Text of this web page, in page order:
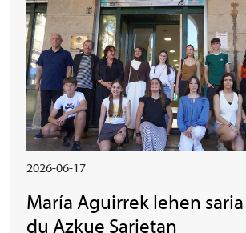
2026-06-17
María Aguirrek lehen
du Azkue Sarietan